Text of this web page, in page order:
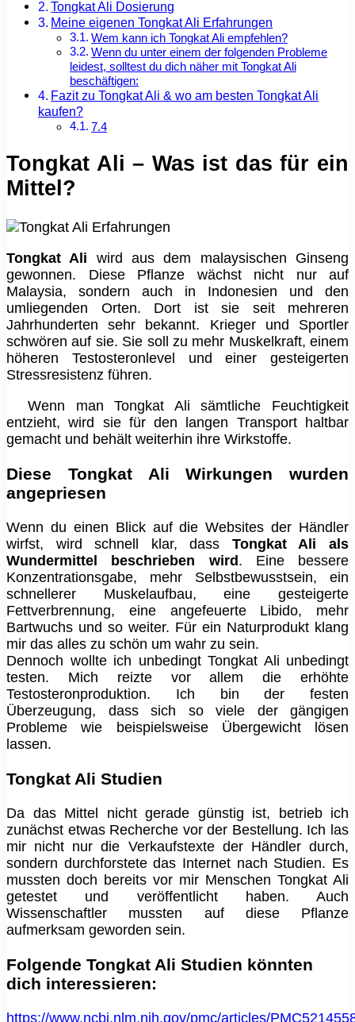
Tongkat Ali Dosierung
Meine eigenen Tongkat Ali Erfahrungen
Wem kann ich Tongkat Ali empfehlen?
Wenn du unter einem der folgenden Probleme
leidest, solltest du dich näher mit Tongkat Ali
beschäftigen:
Fazit zu Tongkat Ali & wo am besten Tongkat Ali
kaufen?
7.4
Tongkat Ali – Was ist das für ein
Mittel?
Tongkat Ali wird aus dem malaysischen Ginseng
gewonnen. Diese Pflanze wächst nicht nur auf
Malaysia, sondern auch in Indonesien und den
umliegenden Orten. Dort ist sie seit mehreren
Jahrhunderten sehr bekannt. Krieger und Sportler
schwören auf sie. Sie soll zu mehr Muskelkraft, einem
höheren Testosteronlevel und einer gesteigerten
Stressresistenz führen.
Wenn man Tongkat Ali sämtliche Feuchtigkeit
entzieht, wird sie für den langen Transport haltbar
gemacht und behält weiterhin ihre Wirkstoffe.
Diese Tongkat Ali Wirkungen wurden
angepriesen
Wenn du einen Blick auf die Websites der Händler
wirfst, wird schnell klar, dass Tongkat Ali als
Wundermittel beschrieben wird. Eine bessere
Konzentrationsgabe, mehr Selbstbewusstsein, ein
schnellerer Muskelaufbau, eine gesteigerte
Fettverbrennung, eine angefeuerte Libido, mehr
Bartwuchs und so weiter. Für ein Naturprodukt klang
mir das alles zu schön um wahr zu sein.
Dennoch wollte ich unbedingt Tongkat Ali unbedingt
testen. Mich reizte vor allem die erhöhte
Testosteronproduktion. Ich bin der festen
Überzeugung, dass sich so viele der gängigen
Probleme wie beispielsweise Übergewicht lösen
lassen.
Tongkat Ali Studien
Da das Mittel nicht gerade günstig ist, betrieb ich
zunächst etwas Recherche vor der Bestellung. Ich las
mir nicht nur die Verkaufstexte der Händler durch,
sondern durchforstete das Internet nach Studien. Es
mussten doch bereits vor mir Menschen Tongkat Ali
getestet und veröffentlicht haben. Auch
Wissenschaftler mussten auf diese Pflanze
aufmerksam geworden sein.
Folgende Tongkat Ali Studien könnten
dich interessieren:
https://www.ncbi.nlm.nih.gov/pmc/articles/